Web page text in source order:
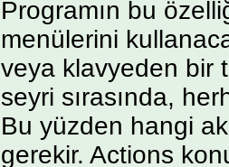
Programın bu
menülerini
veya klavyeden bir
seyri sırasında,
Bu yüzden hangi
gerekir. Actions